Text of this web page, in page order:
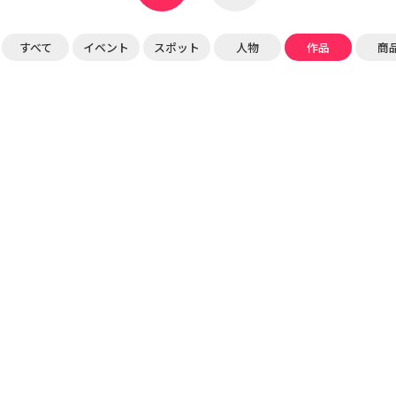
すべて イベント スポット 人物 作品 商